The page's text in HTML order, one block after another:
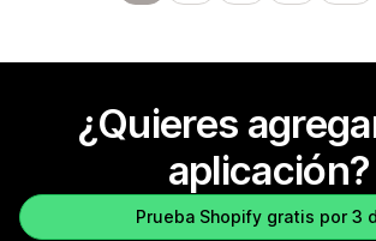
¿Quieres
aplicación?
Prueba Shopify gratis por 3